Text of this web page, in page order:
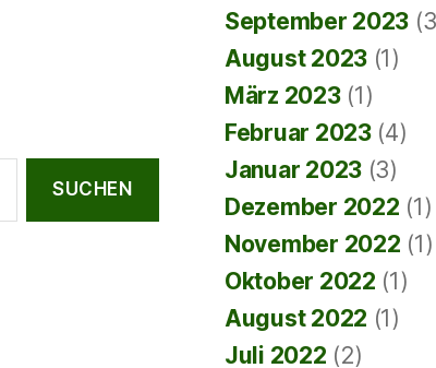
September 2023
August 2023 (1)
März 2023(1)
Februar 2023(4)
Januar 2023 (3)
Dezember 2022 (1)
November 2022 (1)
Oktober 2022 (1)
August 2022 (1)
Juli 2022 (2)